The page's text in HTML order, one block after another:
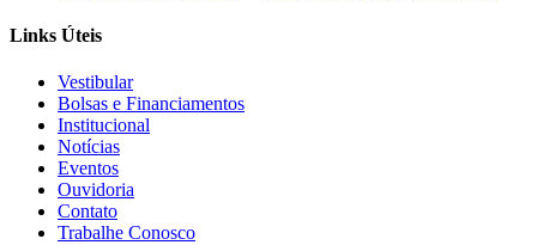
Links Úteis
Vestibular
Bolsas e Financiamentos
Institucional
Notícias
Eventos
Ouvidoria
Contato
Trabalhe Conosco